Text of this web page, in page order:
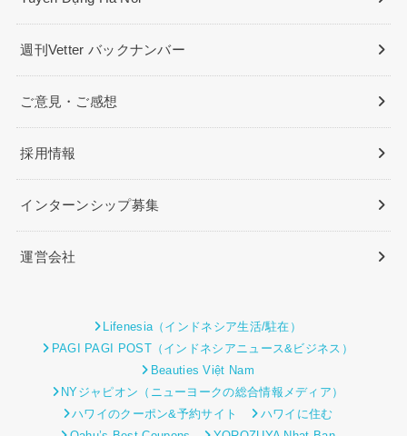
週刊Vetter バックナンバー
ご意見・ご感想
採用情報
インターンシップ募集
運営会社
Lifenesia（インドネシア生活/駐在）
PAGI PAGI POST（インドネシアニュース&ビジネス）
Beauties Việt Nam
NYジャピオン（ニューヨークの総合情報メディア）
ハワイのクーポン&予約サイト
ハワイに住む